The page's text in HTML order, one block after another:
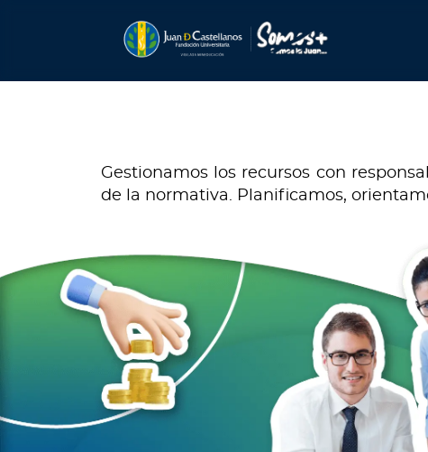
Gestionamos los recursos con
de la normativa. Planificamos,